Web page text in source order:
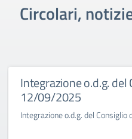
Circolari,
Integrazione o.d.g.
12/09/2025
Integrazione o.d.g. del